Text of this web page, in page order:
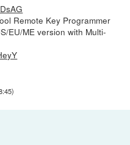
Remote Key Programmer
EU/ME version with Multi-
)